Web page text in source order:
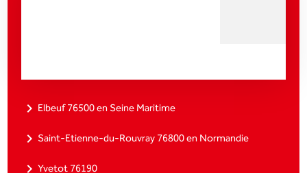
navigate_next Elbeuf 76500 en Seine Maritime
navigate_next Saint-Etienne-du-Rouvray 76800 en Normandie
navigate_nextYvetot 76190